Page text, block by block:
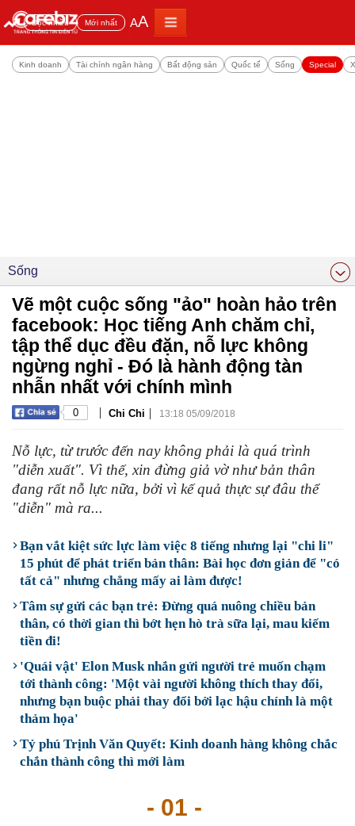
Đọc nhiều Mới nhất AA
Kinh doanh Tài chính ngân hàng Bất động sản Quốc tế Sống Special
Sống
Vẽ một cuộc sống "ảo" hoàn hảo trên
facebook: Học tiếng Anh chăm chỉ,
tập thể dục đều đặn, nỗ lực không
ngừng nghỉ - Đó là hành động tàn
nhẫn nhất với chính mình
0 | Chi Chi | 13:18 05/09/2018
Nỗ lực, từ trước đến nay không phải là quá trình
"diễn xuất". Vì thế, xin đừng giả vờ như bản thân
đang rất nỗ lực nữa, bởi vì kế quả thực sự đâu thể
"diễn" mà ra...
Bạn vắt kiệt sức lực làm việc 8 tiếng nhưng lại "chi li"
15 phút để phát triển bản thân: Bài học đơn giản để "có
tất cả" nhưng chẳng mấy ai làm được!
Tâm sự gửi các bạn trẻ: Đừng quá nuông chiều bản
thân, có thời gian thì bớt hẹn hò trà sữa lại, mau kiếm
tiền đi!
'Quái vật' Elon Musk nhắn gửi người trẻ muốn chạm
tới thành công: 'Một vài người không thích thay đổi,
nhưng bạn buộc phải thay đổi bởi lạc hậu chính là một
thảm họa'
Tỷ phú Trịnh Văn Quyết: Kinh doanh hàng không chắc
chắn thành công thì mới làm
- 01 -